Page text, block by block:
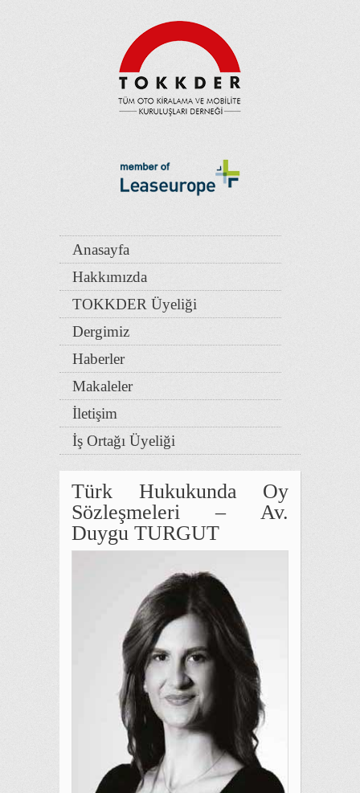
Anasayfa
Hakkımızda
TOKKDER Üyeliği
Dergimiz
Haberler
Makaleler
İletişim
İş Ortağı Üyeliği
Türk Hukukunda Oy
Sözleşmeleri – Av.
Duygu TURGUT